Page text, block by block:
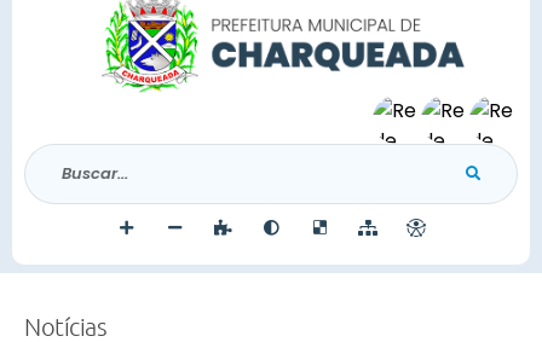
Buscar...
Notícias